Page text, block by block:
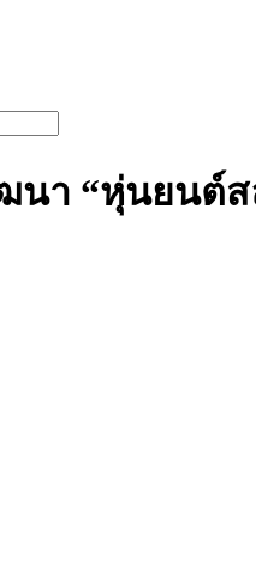
นา “หุ่นยนต์